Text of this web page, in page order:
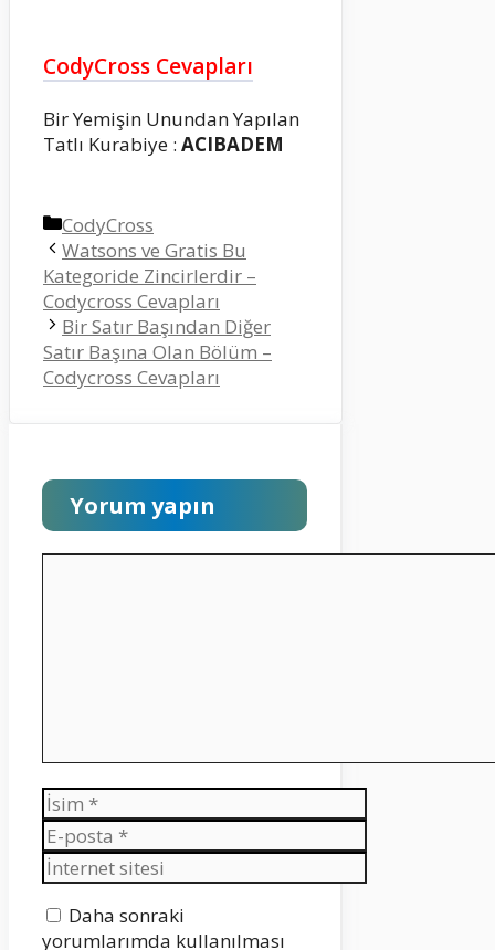
CodyCross Cevapları
Bir Yemişin Unundan Yapılan
Tatlı Kurabiye : ACIBADEM
Kategoriler
CodyCross
Watsons ve Gratis Bu
Kategoride Zincirlerdir –
Codycross Cevapları
Bir Satır Başından Diğer
Satır Başına Olan Bölüm –
Codycross Cevapları
Yorum yapın
İsim
E-
posta
İnternet
sitesi
Daha sonraki
yorumlarımda kullanılması